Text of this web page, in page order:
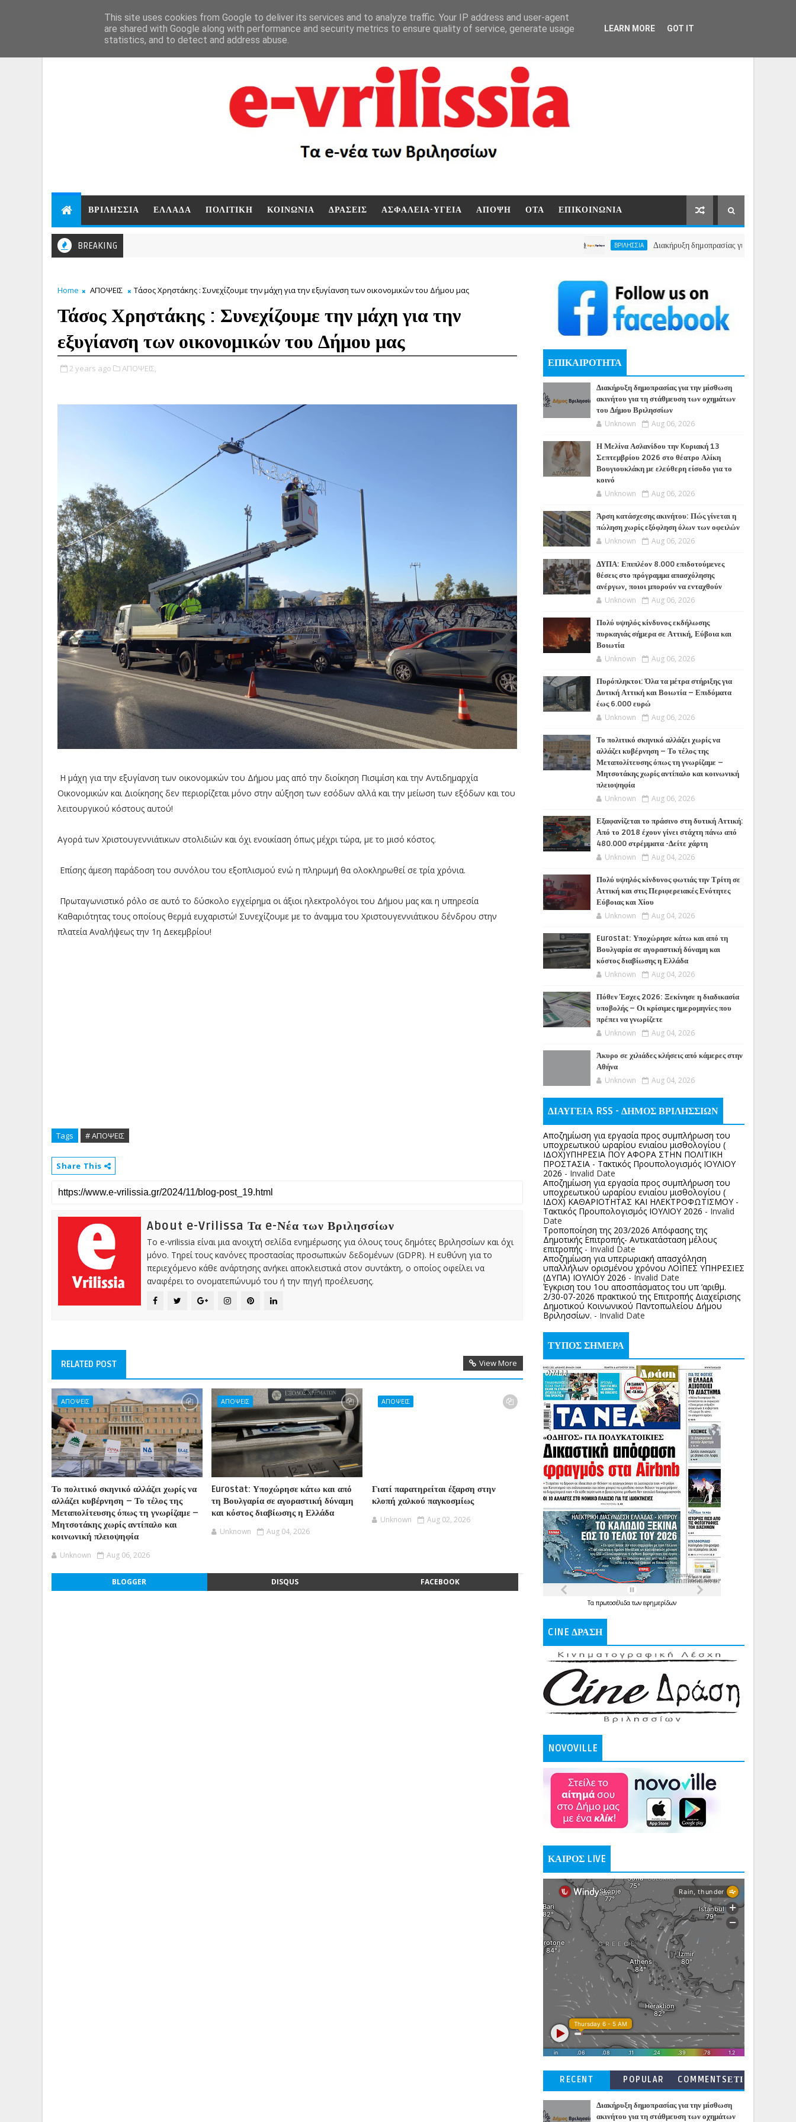
ΒΡΙΛΗΣΣΙΑ ΕΛΛΑΔΑ ΠΟΛΙΤΙΚΗ ΚΟΙΝΩΝΙΑ ΔΡΑΣΕΙΣ ΑΣΦΑΛΕΙΑ-ΥΓΕΙΑ ΑΠΟΨΗ ΟΤΑ ΕΠΙΚΟΙΝΩΝΙΑ
BREAKING ΒΡΙΛΗΣΣΙΑ Διακήρυξη δημοπρασίας για την μίσθωση
Home ΑΠΟΨΕΙΣ Τάσος Χρηστάκης : Συνεχίζουμε την μάχη για την εξυγίανση των οικονομικών του Δήμου μας
Τάσος Χρηστάκης : Συνεχίζουμε την μάχη για την
εξυγίανση των οικονομικών του Δήμου μας
2 years ago ΑΠΟΨΕΙΣ,
Η μάχη για την εξυγίανση των οικονομικών του Δήμου μας από την διοίκηση Πισιμίση και την Αντιδημαρχία
Οικονομικών και Διοίκησης δεν περιορίζεται μόνο στην αύξηση των εσόδων αλλά και την μείωση των εξόδων και του
λειτουργικού κόστους αυτού!
Αγορά των Χριστουγεννιάτικων στολιδιών και όχι ενοικίαση όπως μέχρι τώρα, με το μισό κόστος.
Επίσης άμεση παράδοση του συνόλου του εξοπλισμού ενώ η πληρωμή θα ολοκληρωθεί σε τρία χρόνια.
Πρωταγωνιστικό ρόλο σε αυτό το δύσκολο εγχείρημα οι άξιοι ηλεκτρολόγοι του Δήμου μας και η υπηρεσία
Καθαριότητας τους οποίους θερμά ευχαριστώ! Συνεχίζουμε με το άναμμα του Χριστουγεννιάτικου δένδρου στην
πλατεία Αναλήψεως την 1η Δεκεμβρίου!
Tags # ΑΠΟΨΕΙΣ
Share This
About e-Vrilissa Τα e-Νέα των Βριλησσίων
Το e-vrilissia είναι μια ανοιχτή σελίδα ενημέρωσης για όλους τους δημότες Βριλησσίων και όχι
μόνο. Τηρεί τους κανόνες προστασίας προσωπικών δεδομένων (GDPR). Η ευθύνη για το
περιεχόμενο κάθε ανάρτησης ανήκει αποκλειστικά στον συντάκτη, ο οποίος οφείλει να
αναφέρει το ονοματεπώνυμό του ή την πηγή προέλευσης.
RELATED POST View More
ΑΠΟΨΕΙΣ
Το πολιτικό σκηνικό αλλάζει χωρίς να
αλλάζει κυβέρνηση – Το τέλος της
Μεταπολίτευσης όπως τη γνωρίζαμε –
Μητσοτάκης χωρίς αντίπαλο και
κοινωνική πλειοψηφία
Unknown Aug 06, 2026
ΑΠΟΨΕΙΣ
Eurostat: Υποχώρησε κάτω και από
τη Βουλγαρία σε αγοραστική δύναμη
και κόστος διαβίωσης η Ελλάδα
Unknown Aug 04, 2026
ΑΠΟΨΕΙΣ
Γιατί παρατηρείται έξαρση στην
κλοπή χαλκού παγκοσμίως
Unknown Aug 02, 2026
BLOGGER DISQUS FACEBOOK
ΕΠΙΚΑΙΡΟΤΗΤΑ
Διακήρυξη δημοπρασίας για την μίσθωση
ακινήτου για τη στάθμευση των οχημάτων
του Δήμου Βριλησσίων
Unknown Aug 06, 2026
Η Μελίνα Ασλανίδου την Kυριακή 13
Σεπτεμβρίου 2026 στο θέατρο Αλίκη
Βουγιουκλάκη με ελεύθερη είσοδο για το
κοινό
Unknown Aug 06, 2026
Άρση κατάσχεσης ακινήτου: Πώς γίνεται η
πώληση χωρίς εξόφληση όλων των οφειλών
Unknown Aug 06, 2026
ΔΥΠΑ: Επιπλέον 8.000 επιδοτούμενες
θέσεις στο πρόγραμμα απασχόλησης
ανέργων, ποιοι μπορούν να ενταχθούν
Unknown Aug 06, 2026
Πολύ υψηλός κίνδυνος εκδήλωσης
πυρκαγιάς σήμερα σε Αττική, Εύβοια και
Βοιωτία
Unknown Aug 06, 2026
Πυρόπληκτοι: Όλα τα μέτρα στήριξης για
Δυτική Αττική και Βοιωτία – Επιδόματα
έως 6.000 ευρώ
Unknown Aug 06, 2026
Το πολιτικό σκηνικό αλλάζει χωρίς να
αλλάζει κυβέρνηση – Το τέλος της
Μεταπολίτευσης όπως τη γνωρίζαμε –
Μητσοτάκης χωρίς αντίπαλο και κοινωνική
πλειοψηφία
Unknown Aug 06, 2026
Εξαφανίζεται το πράσινο στη δυτική Αττική:
Από το 2018 έχουν γίνει στάχτη πάνω από
480.000 στρέμματα -Δείτε χάρτη
Unknown Aug 04, 2026
Πολύ υψηλός κίνδυνος φωτιάς την Τρίτη σε
Αττική και στις Περιφερειακές Ενότητες
Εύβοιας και Χίου
Unknown Aug 04, 2026
Eurostat: Υποχώρησε κάτω και από τη
Βουλγαρία σε αγοραστική δύναμη και
κόστος διαβίωσης η Ελλάδα
Unknown Aug 04, 2026
Πόθεν Έσχες 2026: Ξεκίνησε η διαδικασία
υποβολής – Οι κρίσιμες ημερομηνίες που
πρέπει να γνωρίζετε
Unknown Aug 04, 2026
Άκυρο σε χιλιάδες κλήσεις από κάμερες στην
Αθήνα
Unknown Aug 04, 2026
ΔΙΑΥΓΕΙΑ RSS - ΔΗΜΟΣ ΒΡΙΛΗΣΣΙΩΝ
Αποζημίωση για εργασία προς συμπλήρωση του
υποχρεωτικού ωραρίου ενιαίου μισθολογίου (
ΙΔΟΧ)ΥΠΗΡΕΣΙΑ ΠΟΥ ΑΦΟΡΑ ΣΤΗΝ ΠΟΛΙΤΙΚΗ
ΠΡΟΣΤΑΣΙΑ - Τακτικός Προυπολογισμός ΙΟΥΛΙΟΥ
2026 - Invalid Date
Αποζημίωση για εργασία προς συμπλήρωση του
υποχρεωτικού ωραρίου ενιαίου μισθολογίου (
ΙΔΟΧ) ΚΑΘΑΡΙΟΤΗΤΑΣ ΚΑΙ ΗΛΕΚΤΡΟΦΩΤΙΣΜΟΥ -
Τακτικός Προυπολογισμός ΙΟΥΛΙΟΥ 2026 - Invalid
Date
Τροποποίηση της 203/2026 Απόφασης της
Δημοτικής Επιτροπής- Αντικατάσταση μέλους
επιτροπής - Invalid Date
Αποζημίωση για υπερωριακή απασχόληση
υπαλλήλων ορισμένου χρόνου ΛΟΙΠΕΣ ΥΠΗΡΕΣΙΕΣ
(ΔΥΠΑ) ΙΟΥΛΙΟΥ 2026 - Invalid Date
Έγκριση του 1ου αποσπάσματος του υπ ’αριθμ.
2/30-07-2026 πρακτικού της Επιτροπής Διαχείρισης
Δημοτικού Κοινωνικού Παντοπωλείου Δήμου
Βριλησσίων. - Invalid Date
ΤΥΠΟΣ ΣΗΜΕΡΑ
Τα πρωτοσέλιδατων εφημερίδων
CINE ΔΡΑΣΗ
NOVOVILLE
ΚΑΙΡΟΣ LIVE
RECENT POPULAR
COMMENTSΕΤΙ
Διακήρυξη δημοπρασίας για την μίσθωση
ακινήτου για τη στάθμευση των οχημάτων
This site uses cookies from Google to deliver its services and to analyze traffic. Your IP address and user-agent
are shared with Google along with performance and security metrics to ensure quality of service, generate usage
statistics, and to detect and address abuse.
LEARN MORE GOT IT